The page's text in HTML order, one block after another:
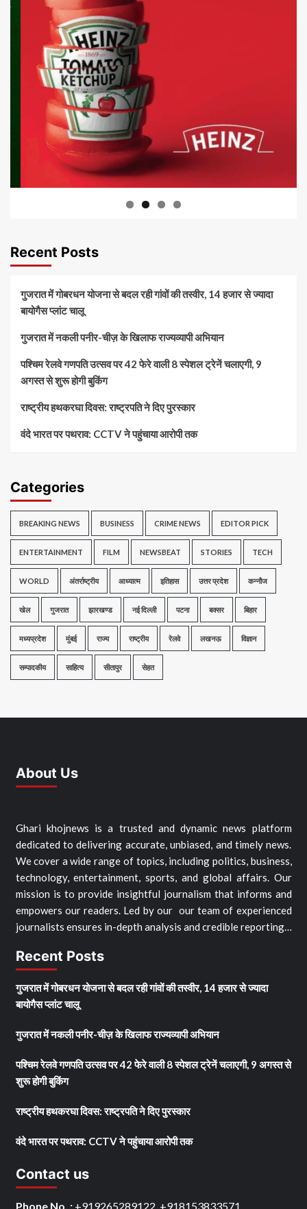
Recent Posts
गुजरात में गोबरधन योजना से बदल रही गांवों की तस्वीर, 14 हजार से ज्यादा
बायोगैस प्लांट चालू
गुजरात में नकली पनीर-चीज़ के खिलाफ राज्यव्यापी अभियान
पश्चिम रेलवे गणपति उत्सव पर 42 फेरे वाली 8 स्पेशल ट्रेनें चलाएगी, 9
अगस्त से शुरू होगी बुकिंग
राष्ट्रीय हथकरघा दिवस: राष्ट्रपति ने दिए पुरस्कार
वंदे भारत पर पथराव: CCTV ने पहुंचाया आरोपी तक
Categories
BREAKING NEWS BUSINESS CRIME NEWS EDITOR PICK
ENTERTAINMENT FILM NEWSBEAT STORIES TECH
WORLD अंतर्राष्ट्रीय आध्यात्म इतिहास उत्तर प्रदेश कन्नौज
खेल गुजरात झारखण्ड नई दिल्ली पटना बक्सर बिहार
मध्यप्रदेश मुंबई राज्य राष्ट्रीय रेलवे लखनऊ विज्ञान
सम्पादकीय साहित्य सीतापुर सेहत
About Us
Ghari khojnews is a trusted and dynamic news platform
dedicated to delivering accurate, unbiased, and timely news.
We cover a wide range of topics, including politics, business,
technology, entertainment, sports, and global affairs. Our
mission is to provide insightful journalism that informs and
empowers our readers. Led by our our team of experienced
journalists ensures in-depth analysis and credible reporting…
Recent Posts
गुजरात में गोबरधन योजना से बदल रही गांवों की तस्वीर, 14 हजार से ज्यादा
बायोगैस प्लांट चालू
गुजरात में नकली पनीर-चीज़ के खिलाफ राज्यव्यापी अभियान
पश्चिम रेलवे गणपति उत्सव पर 42 फेरे वाली 8 स्पेशल ट्रेनें चलाएगी, 9 अगस्त से
शुरू होगी बुकिंग
राष्ट्रीय हथकरघा दिवस: राष्ट्रपति ने दिए पुरस्कार
वंदे भारत पर पथराव: CCTV ने पहुंचाया आरोपी तक
Contact us
Phone No. : +919265289122, +918153833571